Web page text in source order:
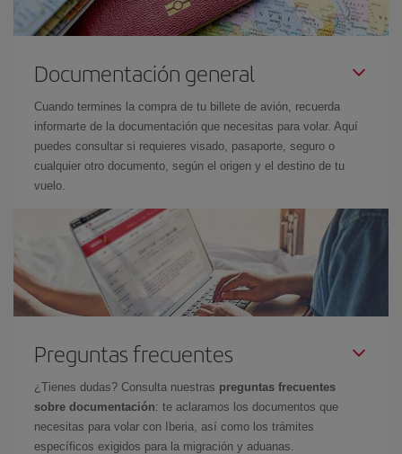
Documentación general
Cuando termines la compra de tu billete de avión, recuerda
informarte de la documentación que necesitas para volar. Aquí
puedes consultar si requieres visado, pasaporte, seguro o
cualquier otro documento, según el origen y el destino de tu
vuelo.
Preguntas frecuentes
¿Tienes dudas? Consulta nuestras preguntas frecuentes
sobre documentación: te aclaramos los documentos que
necesitas para volar con Iberia, así como los trámites
específicos exigidos para la migración y aduanas.